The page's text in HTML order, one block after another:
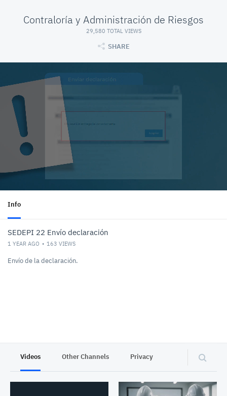
Contraloría y Administración de Riesgos
29,580 TOTAL VIEWS
SHARE
Info
SEDEPI 22 Envío declaración
1 YEAR AGO 163 VIEWS
Envío de la declaración.
Videos Other Channels Privacy